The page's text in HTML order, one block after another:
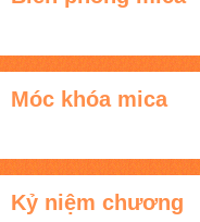
Móc khóa mica
Kỷ niệm chương